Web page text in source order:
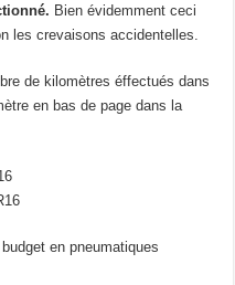
Bien évidemment ceci
les crevaisons accidentelles.
de kilomètres éffectués dans
en bas de page dans la
en pneumatiques